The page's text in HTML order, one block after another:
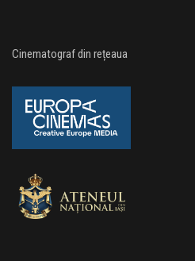
Cinematograf din rețeaua